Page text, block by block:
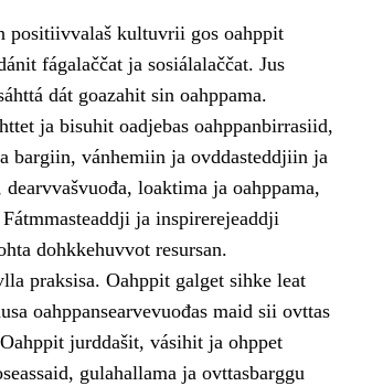
positiivvalaš kultuvrii gos oahppit
fágalaččat ja sosiálalaččat. Jus
dát goazahit sin oahppama.
ja bisuhit oadjebas oahppanbirrasiid,
bargiin, vánhemiin ja ovddasteddjiin ja
loaktima ja oahppama,
ja inspirerejeaddji
dohkkehuvvot resursan.
praksisa. Oahppit galget sihke leat
oahppansearvevuođas maid sii ovttas
jurddašit, vásihit ja ohppet
gulahallama ja ovttasbarggu